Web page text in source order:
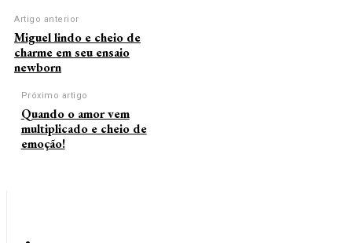
Artigo anterior
Miguel lindo e cheio de
charme em seu ensaio
newborn
Próximo artigo
Quando o amor vem
multiplicado e cheio de
emoção!